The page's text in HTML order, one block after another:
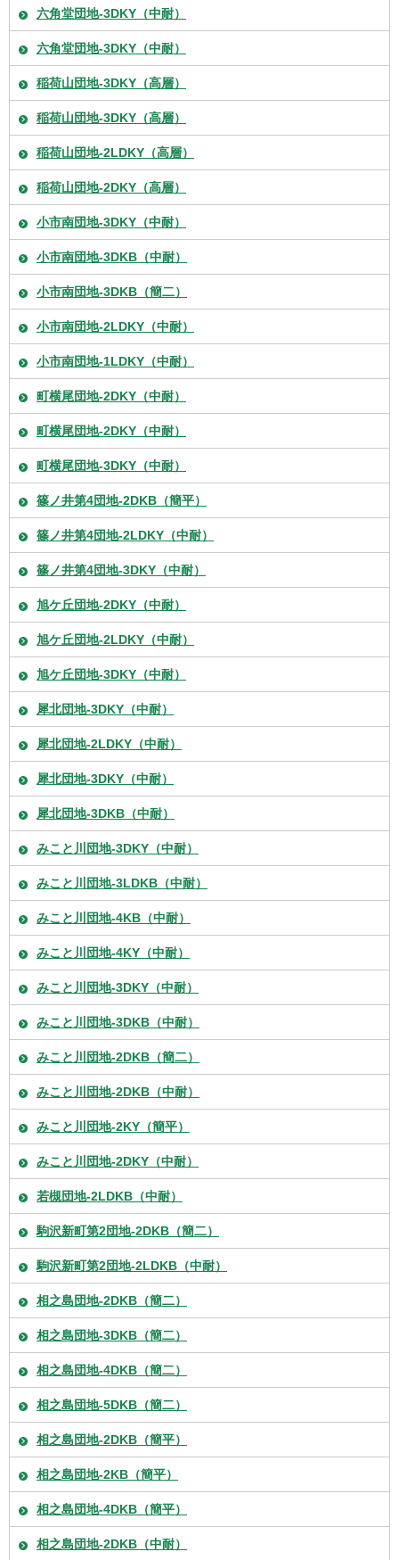
六角堂団地-3DKY（中耐）
六角堂団地-3DKY（中耐）
稲荷山団地-3DKY（高層）
稲荷山団地-3DKY（高層）
稲荷山団地-2LDKY（高層）
稲荷山団地-2DKY（高層）
小市南団地-3DKY（中耐）
小市南団地-3DKB（中耐）
小市南団地-3DKB（簡二）
小市南団地-2LDKY（中耐）
小市南団地-1LDKY（中耐）
町横尾団地-2DKY（中耐）
町横尾団地-2DKY（中耐）
町横尾団地-3DKY（中耐）
篠ノ井第4団地-2DKB（簡平）
篠ノ井第4団地-2LDKY（中耐）
篠ノ井第4団地-3DKY（中耐）
旭ケ丘団地-2DKY（中耐）
旭ケ丘団地-2LDKY（中耐）
旭ケ丘団地-3DKY（中耐）
犀北団地-3DKY（中耐）
犀北団地-2LDKY（中耐）
犀北団地-3DKY（中耐）
犀北団地-3DKB（中耐）
みこと川団地-3DKY（中耐）
みこと川団地-3LDKB（中耐）
みこと川団地-4KB（中耐）
みこと川団地-4KY（中耐）
みこと川団地-3DKY（中耐）
みこと川団地-3DKB（中耐）
みこと川団地-2DKB（簡二）
みこと川団地-2DKB（中耐）
みこと川団地-2KY（簡平）
みこと川団地-2DKY（中耐）
若槻団地-2LDKB（中耐）
駒沢新町第2団地-2DKB（簡二）
駒沢新町第2団地-2LDKB（中耐）
相之島団地-2DKB（簡二）
相之島団地-3DKB（簡二）
相之島団地-4DKB（簡二）
相之島団地-5DKB（簡二）
相之島団地-2DKB（簡平）
相之島団地-2KB（簡平）
相之島団地-4DKB（簡平）
相之島団地-2DKB（中耐）